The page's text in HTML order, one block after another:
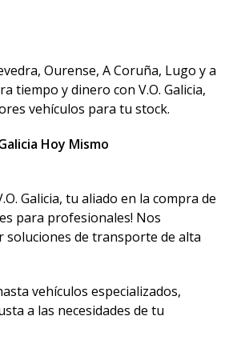
Ourense, A Coruña, Lugo y a
tiempo y dinero con V.O. Galicia,
vehículos para tu stock.
Hoy Mismo
Galicia, tu aliado en la compra de
para profesionales! Nos
soluciones de transporte de alta
vehículos especializados,
a las necesidades de tu